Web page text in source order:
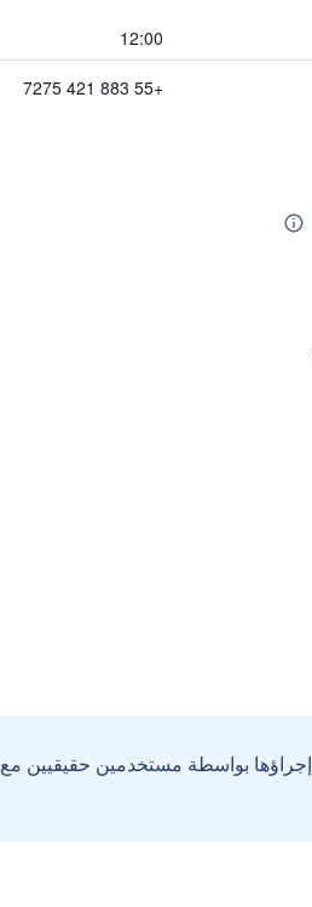
12:00
+55 883 421 7275
بواسطة مستخدمين حقيقيين مع